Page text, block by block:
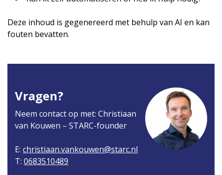
Deze inhoud is gegenereerd met behulp van AI en kan
fouten bevatten.
Vragen?
Neem contact op met: Christiaan
van Kouwen – STARC-founder
E: christiaan.vankouwen@starc.nl
T: 0683510489